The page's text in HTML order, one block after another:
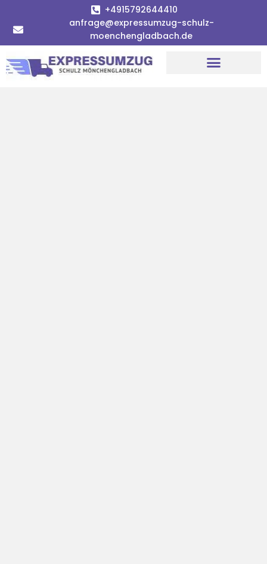
+4915792644410
anfrage@expressumzug-schulz-
moenchengladbach.de